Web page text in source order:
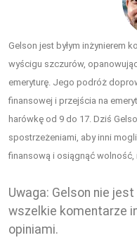
Gelson jest byłym inżynierem
wyścigu szczurów,
emeryturę. Jego podróż
finansowej i przejścia na
harówkę od 9 do 17. Dziś
spostrzeżeniami, aby inni
finansową i osiągnąć wolność,
Uwaga: Gelson nie
wszelkie komentarze
opiniami.